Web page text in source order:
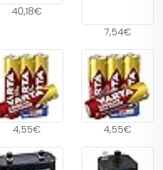
40,18€
7,54€
4,55€ 4,55€